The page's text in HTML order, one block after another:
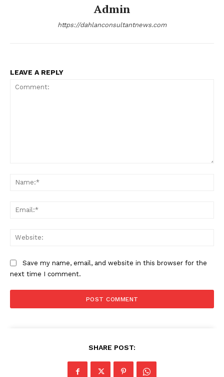
Admin
https://dahlanconsultantnews.com
LEAVE A REPLY
Save my name, email, and website in this browser for the
next time I comment.
SHARE POST: